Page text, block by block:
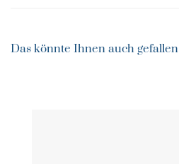
Das könnte Ihnen auch gefallen